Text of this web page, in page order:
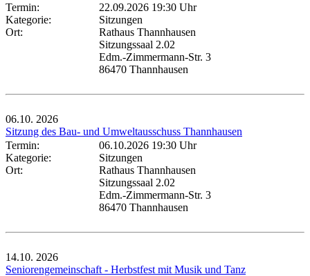
Termin:
22.09.2026 19:30 Uhr
Kategorie:
Sitzungen
Ort:
Rathaus Thannhausen
Sitzungssaal 2.02
Edm.-Zimmermann-Str. 3
86470 Thannhausen
06.10. 2026
Sitzung des Bau- und Umweltausschuss Thannhausen
Termin:
06.10.2026 19:30 Uhr
Kategorie:
Sitzungen
Ort:
Rathaus Thannhausen
Sitzungssaal 2.02
Edm.-Zimmermann-Str. 3
86470 Thannhausen
14.10. 2026
Seniorengemeinschaft - Herbstfest mit Musik und Tanz